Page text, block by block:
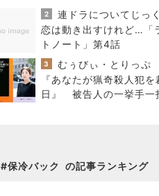
と見たいもっと見たい！
で10話完？
2
恋は動き出すけれど…「
トノート」第4話
3
むぅびぃ・とりっぷ
『あなたが猟奇殺人犯を
日』 被告人の一挙手一
#保冷バック の記事ランキング